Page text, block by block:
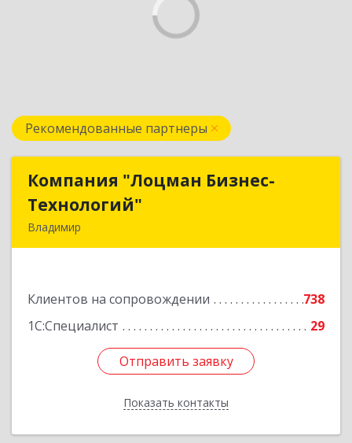
Рекомендованные партнеры
Компания "Лоцман Бизнес-
Технологий"
Владимир
Клиентов на сопровождении
738
1С:Специалист
29
Отправить заявку
Показать контакты
Компания "Лоцман Бизнес-
Подробнее
Отправить заявку
Назад